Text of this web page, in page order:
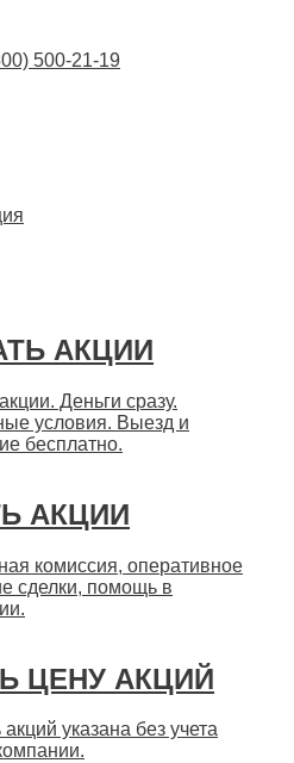
500-21-19
АКЦИИ
Деньги сразу.
условия. Выезд и
бесплатно.
АКЦИИ
комиссия, оперативное
сделки, помощь в
ЦЕНУ АКЦИЙ
указана без учета